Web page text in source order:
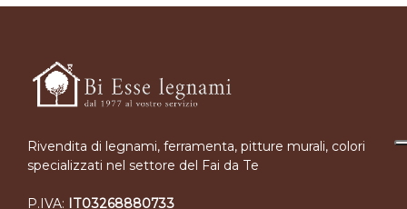
Rivendita di legnami, ferramenta, pitture murali, colori
specializzati nel settore del Fai da Te
P.IVA: IT03268880733